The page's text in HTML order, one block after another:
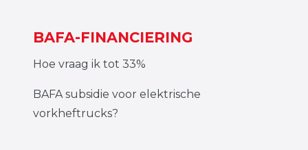
BAFA-FINANCIERING
Hoe vraag ik tot 33%
BAFA subsidie voor elektrische
vorkheftrucks?